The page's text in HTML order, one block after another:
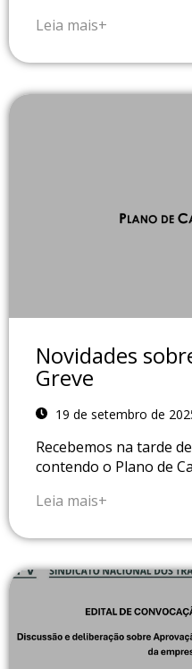
Leia mais+
Novidades
Greve
19 de setembro de
Recebemos na tarde
contendo o Plano de
Leia mais+